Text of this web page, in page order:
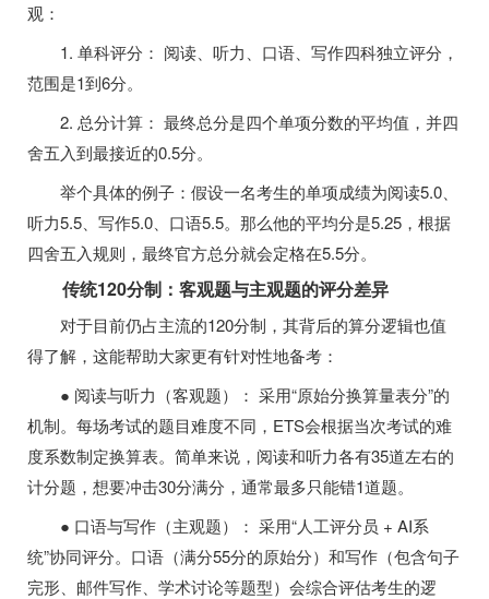
观：
1. 单科评分： 阅读、听力、口语、写作四科独立评分，
范围是1到6分。
2. 总分计算： 最终总分是四个单项分数的平均值，并四
舍五入到最接近的0.5分。
举个具体的例子：假设一名考生的单项成绩为阅读5.0、
听力5.5、写作5.0、口语5.5。那么他的平均分是5.25，根据
四舍五入规则，最终官方总分就会定格在5.5分。
传统120分制：客观题与主观题的评分差异
对于目前仍占主流的120分制，其背后的算分逻辑也值
得了解，这能帮助大家更有针对性地备考：
● 阅读与听力（客观题）： 采用“原始分换算量表分”的
机制。每场考试的题目难度不同，ETS会根据当次考试的难
度系数制定换算表。简单来说，阅读和听力各有35道左右的
计分题，想要冲击30分满分，通常最多只能错1道题。
● 口语与写作（主观题）： 采用“人工评分员 + AI系
统”协同评分。口语（满分55分的原始分）和写作（包含句子
完形、邮件写作、学术讨论等题型）会综合评估考生的逻